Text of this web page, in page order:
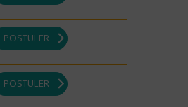
POSTULER
POSTULER